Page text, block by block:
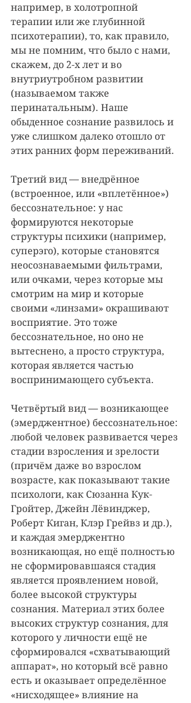
например, в холотропной
терапии или же глубинной
психотерапии), то, как правило,
мы не помним, что было с нами,
скажем, до 2-х лет и во
внутриутробном развитии
(называемом также
перинатальным). Наше
обыденное сознание развилось и
уже слишком далеко отошло от
этих ранних форм переживаний.
Третий вид — внедрённое
(встроенное, или «вплетённое»)
бессознательное: у нас
формируются некоторые
структуры психики (например,
суперэго), которые становятся
неосознаваемыми фильтрами,
или очками, через которые мы
смотрим на мир и которые
своими «линзами» окрашивают
восприятие. Это тоже
бессознательное, но оно не
вытеснено, а просто структура,
которая является частью
воспринимающего субъекта.
Четвёртый вид — возникающее
(эмерджентное) бессознательное:
любой человек развивается через
стадии взросления и зрелости
(причём даже во взрослом
возрасте, как показывают такие
психологи, как Сюзанна Кук-
Гройтер, Джейн Лёвинджер,
Роберт Киган, Клэр Грейвз и др.),
и каждая эмерджентно
возникающая, но ещё полностью
не сформировавшаяся стадия
является проявлением новой,
более высокой структуры
сознания. Материал этих более
высоких структур сознания, для
которого у личности ещё не
сформировался «схватывающий
аппарат», но который всё равно
есть и оказывает определённое
«нисходящее» влияние на